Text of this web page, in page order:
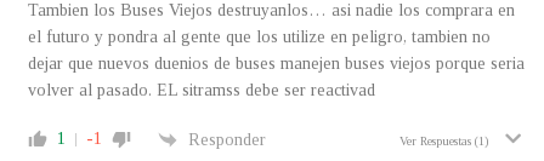
Tambien los Buses Viejos destruyanlos… asi nadie los comprara en
el futuro y pondra al gente que los utilize en peligro, tambien no
dejar que nuevos duenios de buses manejen buses viejos porque seria
volver al pasado. EL sitramss debe ser reactivad
1 -1 Responder Ver Respuestas (1)